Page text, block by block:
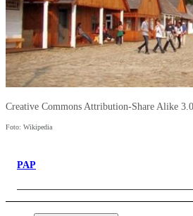
Creative Commons Attribution-Share Alike
Foto: Wikipedia
PAP